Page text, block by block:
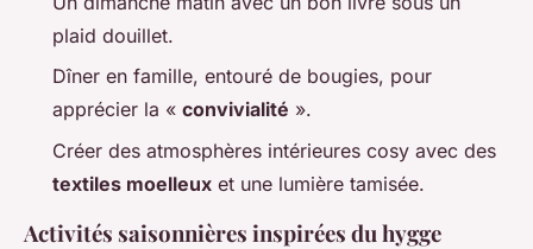
plaid douillet.
Dîner en famille, entouré de bougies, pour
apprécier la « convivialité ».
Créer des atmosphères intérieures cosy avec des
textiles moelleux et une lumière tamisée.
Activités saisonnières inspirées du hygge